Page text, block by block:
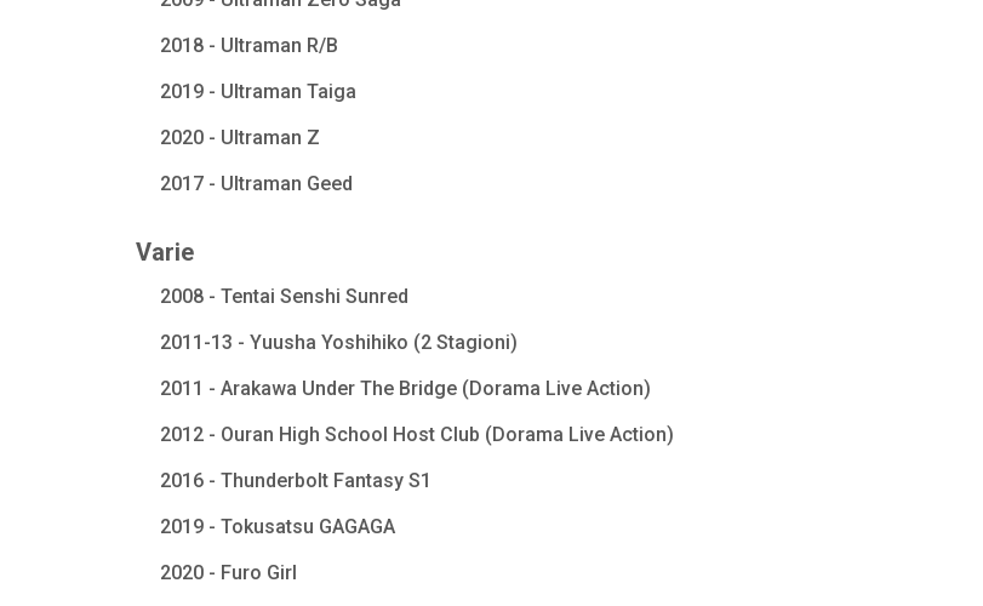
2018 - Ultraman R/B
2019 - Ultraman Taiga
2020 - Ultraman Z
2017 - Ultraman Geed
Varie
2008 - Tentai Senshi Sunred
2011-13 - Yuusha Yoshihiko (2 Stagioni)
2011 - Arakawa Under The Bridge (Dorama Live Action)
2012 - Ouran High School Host Club (Dorama Live Action)
2016 - Thunderbolt Fantasy S1
2019 - Tokusatsu GAGAGA
2020 - Furo Girl